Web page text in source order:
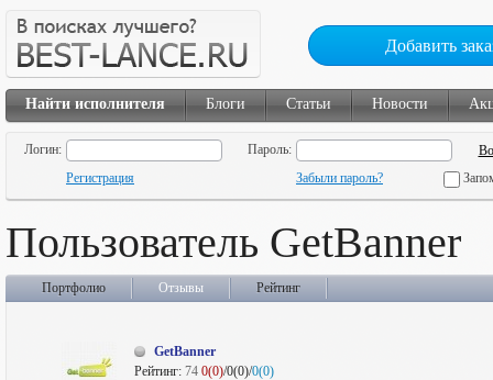
Добавить
Найти исполнителя Блоги Статьи Новости
Логин:
Пароль:
Регистрация
Забыли пароль?
Пользователь GetBanner
Портфолио Отзывы Рейтинг
GetBanner
Рейтинг: 74 0(0)/0(0)/0(0)